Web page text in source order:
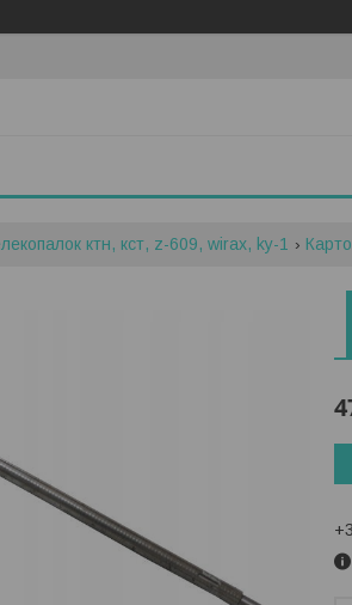
ктн, кст, z-609, wirax, ky-1